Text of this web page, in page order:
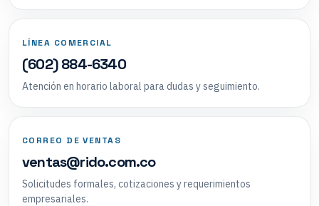
LÍNEA COMERCIAL
(602) 884-6340
Atención en horario laboral para dudas y seguimiento.
CORREO DE VENTAS
ventas@rido.com.co
Solicitudes formales, cotizaciones y requerimientos
empresariales.